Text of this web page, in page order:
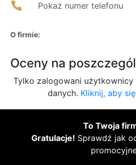
Pokaż numer telefonu
O firmie:
Oceny na
Tylko zalogowani
danych. Kliknij, aby
To Twoja
Gratulacje! Sprawdź jak